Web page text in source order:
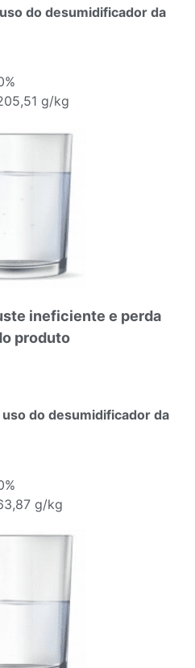
do desumidificador da
g/kg
ineficiente e perda
produto​
do desumidificador da
g/kg